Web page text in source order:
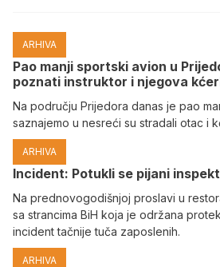
ARHIVA
Pao manji sportski avion u
poznati instruktor i njegova
Na području Prijedora danas je pao
saznajemo u nesreći su stradali otac i
ARHIVA
Incident: Potukli se pijani
Na prednovogodišnjoj proslavi u
sa strancima BiH koja je održana
incident tačnije tuča zaposlenih.
ARHIVA